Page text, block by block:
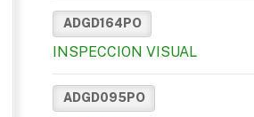
ADGD164PO
INSPECCION VISUAL
ADGD095PO